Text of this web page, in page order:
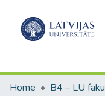
Home